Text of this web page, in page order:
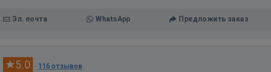
Эл. почта WhatsApp Предложить заказ
5.0 · 116 отзывов